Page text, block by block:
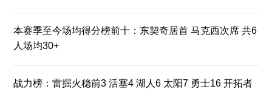
本赛季至今场均得分榜前十：东契奇居首 马克西次席 共6
人场均30+
战力榜：雷掘火稳前3 活塞4 湖人6 太阳7 勇士16 开拓者